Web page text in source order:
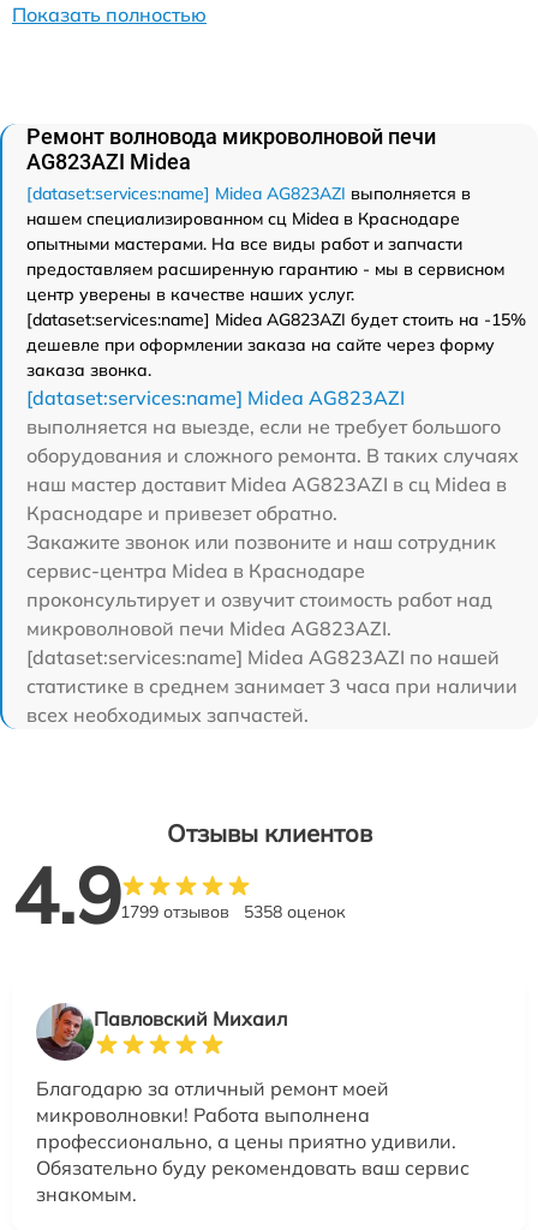
Показать полностью
Ремонт волновода микроволновой печи
AG823AZI Midea
[dataset:services:name] Midea AG823AZI выполняется в
нашем специализированном сц Midea в Краснодаре
опытными мастерами. На все виды работ и запчасти
предоставляем расширенную гарантию - мы в сервисном
центр уверены в качестве наших услуг.
[dataset:services:name] Midea AG823AZI будет стоить на -15%
дешевле при оформлении заказа на сайте через форму
заказа звонка.
[dataset:services:name] Midea AG823AZI
выполняется на выезде, если не требует большого
оборудования и сложного ремонта. В таких случаях
наш мастер доставит Midea AG823AZI в сц Midea в
Краснодаре и привезет обратно.
Закажите звонок или позвоните и наш сотрудник
сервис-центра Midea в Краснодаре
проконсультирует и озвучит стоимость работ над
микроволновой печи Midea AG823AZI.
[dataset:services:name] Midea AG823AZI по нашей
статистике в среднем занимает 3 часа при наличии
всех необходимых запчастей.
Отзывы клиентов
4.91799 отзывов 5358 оценок
Павловский Михаил
Благодарю за отличный ремонт моей
микроволновки! Работа выполнена
профессионально, а цены приятно удивили.
Обязательно буду рекомендовать ваш сервис
знакомым.